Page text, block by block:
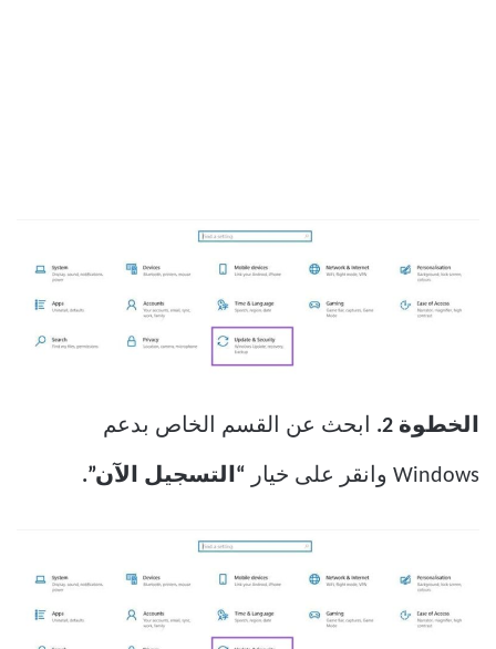
الخطوة 2. ابحث عن القسم الخاص بدعم
Windows وانقر على خيار “التسجيل الآن”.